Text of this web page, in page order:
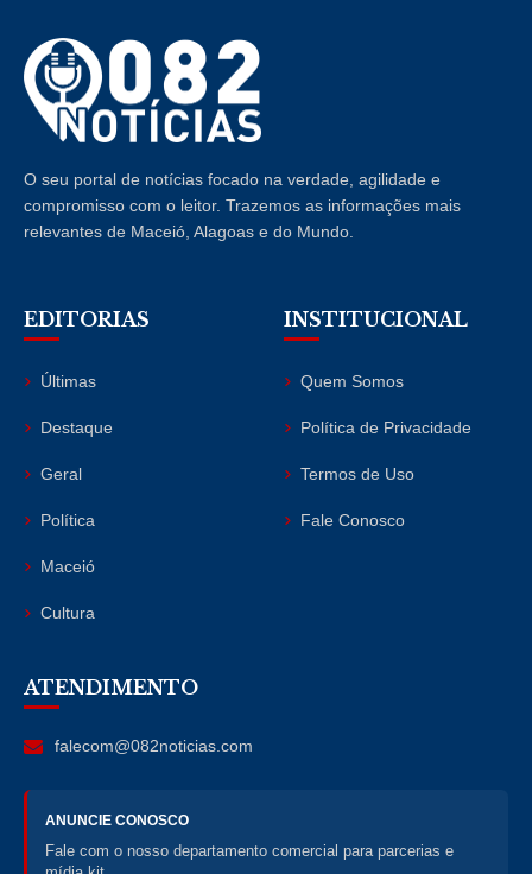
O seu portal de notícias focado na verdade, agilidade e
compromisso com o leitor. Trazemos as informações mais
relevantes de Maceió, Alagoas e do Mundo.
EDITORIAS
Últimas
Destaque
Geral
Política
Maceió
Cultura
INSTITUCIONAL
Quem Somos
Política de Privacidade
Termos de Uso
Fale Conosco
ATENDIMENTO
falecom@082noticias.com
ANUNCIE CONOSCO
Fale com o nosso departamento comercial para parcerias e